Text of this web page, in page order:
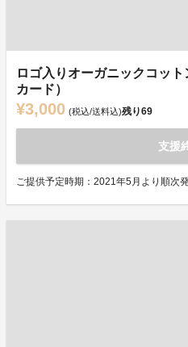
ロゴ入りオーガニックコッ
カード）
¥3,000 (税込/送料込)残り69
支援
ご提供予定時期：2021年5月より順次